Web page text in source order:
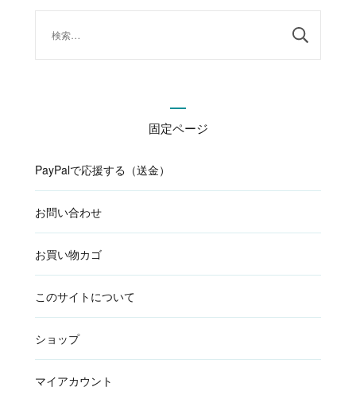
固定ページ
PayPalで応援する（送金）
お問い合わせ
お買い物カゴ
このサイトについて
ショップ
マイアカウント